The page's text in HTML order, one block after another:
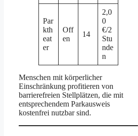
Par
kth
eat
er
Off
en
14
2,0
0
€/2
Stu
nde
n
Menschen mit körperlicher
Einschränkung profitieren von
barrierefreien Stellplätzen, die mit
entsprechendem Parkausweis
kostenfrei nutzbar sind.